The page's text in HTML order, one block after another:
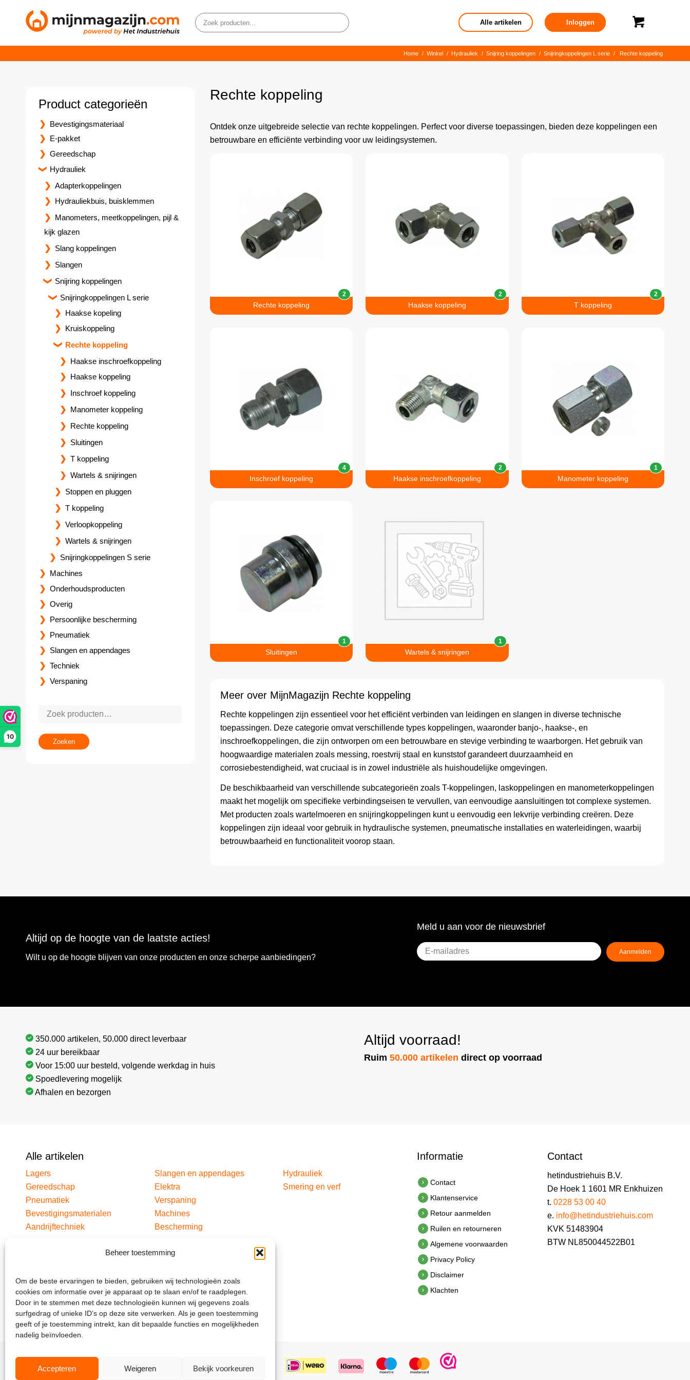
10
Beheer toestemming
Om de beste ervaringen te bieden, gebruiken wij technologieën zoals
cookies om informatie over je apparaat op te slaan en/of te raadplegen.
Door in te stemmen met deze technologieën kunnen wij gegevens zoals
surfgedrag of unieke ID’s op deze site verwerken. Als je geen toestemming
geeft of je toestemming intrekt, kan dit bepaalde functies en mogelijkheden
nadelig beïnvloeden.
Accepteren Weigeren Bekijk voorkeuren
Alle artikelen Inloggen
Home / Winkel / Hydrauliek / Snijring koppelingen / Snijringkoppelingen L serie / Rechte koppeling
Rechte koppeling
Ontdek onze uitgebreide selectie van rechte koppelingen. Perfect voor diverse toepassingen, bieden deze koppelingen een
betrouwbare en efficiënte verbinding voor uw leidingsystemen.
Meer over MijnMagazijn Rechte koppeling
Rechte koppelingen zijn essentieel voor het efficiënt verbinden van leidingen en slangen in diverse technische
toepassingen. Deze categorie omvat verschillende types koppelingen, waaronder banjo-, haakse-, en
inschroefkoppelingen, die zijn ontworpen om een betrouwbare en stevige verbinding te waarborgen. Het gebruik van
hoogwaardige materialen zoals messing, roestvrij staal en kunststof garandeert duurzaamheid en
corrosiebestendigheid, wat cruciaal is in zowel industriële als huishoudelijke omgevingen.
De beschikbaarheid van verschillende subcategorieën zoals T-koppelingen, laskoppelingen en manometerkoppelingen
maakt het mogelijk om specifieke verbindingseisen te vervullen, van eenvoudige aansluitingen tot complexe systemen.
Met producten zoals wartelmoeren en snijringkoppelingen kunt u eenvoudig een lekvrije verbinding creëren. Deze
koppelingen zijn ideaal voor gebruik in hydraulische systemen, pneumatische installaties en waterleidingen, waarbij
betrouwbaarheid en functionaliteit voorop staan.
Rechte koppeling
2
Haakse koppeling
2
T koppeling
2
Inschroef koppeling
4
Haakse inschroefkoppeling
2
Manometer koppeling
1
Sluitingen
1
Wartels & snijringen
1
Product categorieën
Bevestigingsmateriaal
E-pakket
Gereedschap
Hydrauliek
Adapterkoppelingen
Hydrauliekbuis, buisklemmen
Manometers, meetkoppelingen, pijl &
kijk glazen
Slang koppelingen
Slangen
Snijring koppelingen
Snijringkoppelingen L serie
Haakse kopeling
Kruiskoppeling
Rechte koppeling
Haakse inschroefkoppeling
Haakse koppeling
Inschroef koppeling
Manometer koppeling
Rechte koppeling
Sluitingen
T koppeling
Wartels & snijringen
Stoppen en pluggen
T koppeling
Verloopkoppeling
Wartels & snijringen
Snijringkoppelingen S serie
Machines
Onderhoudsproducten
Overig
Persoonlijke bescherming
Pneumatiek
Slangen en appendages
Techniek
Verspaning
Zoeken
Altijd op de hoogte van de laatste acties!
Wilt u op de hoogte blijven van onze producten en onze scherpe aanbiedingen?
Meld u aan voor de nieuwsbrief
E-
mailadres(Vereist)
Aanmelden
350.000 artikelen, 50.000 direct leverbaar
24 uur bereikbaar
Voor 15:00 uur besteld, volgende werkdag in huis
Spoedlevering mogelijk
Afhalen en bezorgen
Altijd voorraad!
Ruim50.000 artikelen direct op voorraad
Alle artikelen
Lagers
Gereedschap
Pneumatiek
Bevestigingsmaterialen
Aandrijftechniek
Slangen en appendages
Elektra
Verspaning
Machines
Bescherming
Hydrauliek
Smering en verf
Informatie
Contact
Klantenservice
Retour aanmelden
Ruilen en retourneren
Algemene voorwaarden
Privacy Policy
Disclaimer
Klachten
Contact
hetindustriehuis B.V.
De Hoek 1 1601 MR Enkhuizen
t. 0228 53 00 40
e. info@hetindustriehuis.com
KVK 51483904
BTW NL850044522B01